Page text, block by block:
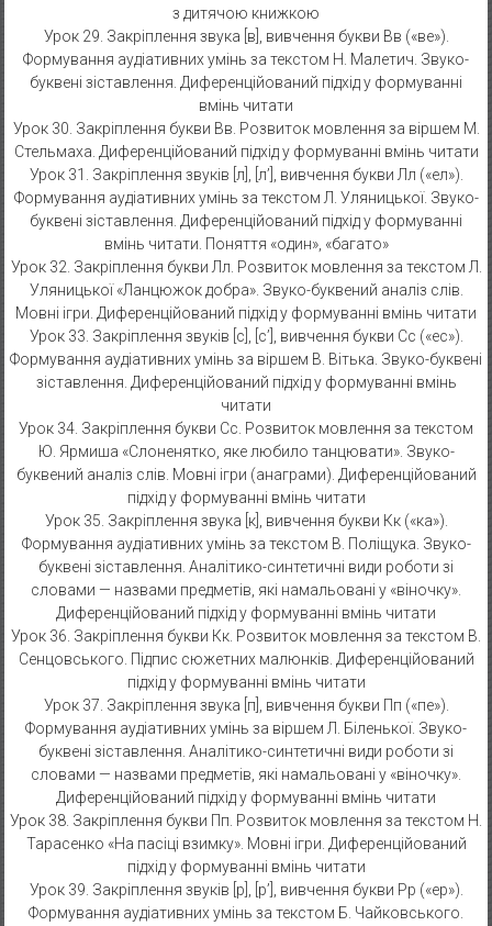
з дитячою книжкою
Урок 29. Закріплення звука [в], вивчення букви Вв («ве»).
Формування аудіативних умінь за текстом Н. Малетич. Звуко-
буквені зіставлення. Диференційований підхід у формуванні
вмінь читати
Урок 30. Закріплення букви Вв. Розвиток мовлення за віршем М.
Стельмаха. Диференційований підхід у формуванні вмінь читати
Урок 31. Закріплення звуків [л], [л’], вивчення букви Лл («ел»).
Формування аудіативних умінь за текстом Л. Уляницької. Звуко-
буквені зіставлення. Диференційований підхід у формуванні
вмінь читати. Поняття «один», «багато»
Урок 32. Закріплення букви Лл. Розвиток мовлення за текстом Л.
Уляницької «Ланцюжок добра». Звуко-буквений аналіз слів.
Мовні ігри. Диференційований підхід у формуванні вмінь читати
Урок 33. Закріплення звуків [с], [с’], вивчення букви Сc («еc»).
Формування аудіативних умінь за віршем В. Вітька. Звуко-буквені
зіставлення. Диференційований підхід у формуванні вмінь
читати
Урок 34. Закріплення букви Сc. Розвиток мовлення за текстом
Ю. Ярмиша «Слоненятко, яке любило танцювати». Звуко-
буквений аналіз слів. Мовні ігри (анаграми). Диференційований
підхід у формуванні вмінь читати
Урок 35. Закріплення звука [к], вивчення букви Кк («ка»).
Формування аудіативних умінь за текстом В. Поліщука. Звуко-
буквені зіставлення. Аналітико-синтетичні види роботи зі
словами — назвами предметів, які намальовані у «віночку».
Диференційований підхід у формуванні вмінь читати
Урок 36. Закріплення букви Кк. Розвиток мовлення за текстом В.
Сенцовського. Підпис сюжетних малюнків. Диференційований
підхід у формуванні вмінь читати
Урок 37. Закріплення звука [п], вивчення букви Пп («пе»).
Формування аудіативних умінь за віршем Л. Біленької. Звуко-
буквені зіставлення. Аналітико-синтетичні види роботи зі
словами — назвами предметів, які намальовані у «віночку».
Диференційований підхід у формуванні вмінь читати
Урок 38. Закріплення букви Пп. Розвиток мовлення за текстом Н.
Тарасенко «На пасіці взимку». Мовні ігри. Диференційований
підхід у формуванні вмінь читати
Урок 39. Закріплення звуків [р], [р’], вивчення букви Рр («ер»).
Формування аудіативних умінь за текстом Б. Чайковського.